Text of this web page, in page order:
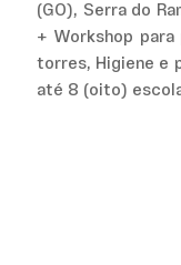
(GO), Serra do
+ Workshop
torres, Higiene e
até 8 (oito)